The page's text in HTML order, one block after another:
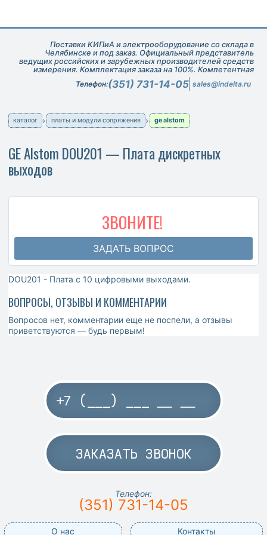
Поставки КИПиА и электрооборудование со склада в
Челябинске и под заказ. Официальный представитель
ведущих российских и зарубежных производителей средств
измерения. Комплектация заказа на 100%. Компетентная
техническая поддержка при подборе оборудования.
Телефон:(351) 731-14-05 sales@indelta.ru
каталог платы и модули сопряжения ge alstom
GE Alstom DOU201 — Плата дискретных
выходов
ЗВОНИТЕ!
ЗАДАТЬ ВОПРОС
DOU201 - Плата с 10 цифровыми выходами.
ВОПРОСЫ, ОТЗЫВЫ И КОММЕНТАРИИ
Вопросов нет, комментарии еще не поспели, а отзывы
приветствуются — будь первым!
ЗАКАЗАТЬ ЗВОНОК
Телефон:
(351) 731-14-05
О нас Контакты